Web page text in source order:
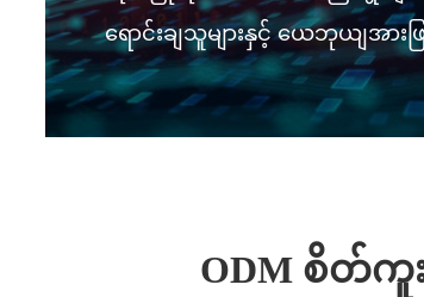
ရောင်းချသူများနှင့် ယေဘုယျအာ
ODM စိတ်